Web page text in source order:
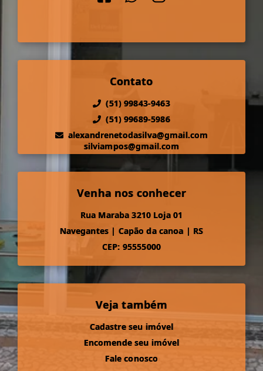
Contato
(51) 99843-9463
(51) 99689-5986
alexandrenetodasilva@gmail.com
silviampos@gmail.com
Venha nos conhecer
Rua Maraba 3210 Loja 01
Navegantes | Capão da canoa | RS
CEP: 95555000
Veja também
Cadastre seu imóvel
Encomende seu imóvel
Fale conosco